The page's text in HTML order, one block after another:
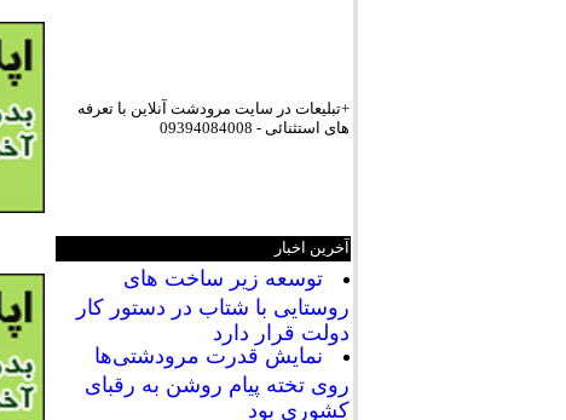
+تبلیعات در سایت مرودشت آنلاین با تعرفه
های استثنائی - 09394084008
آخرین اخبار
توسعه زیر ساخت های
روستایی با شتاب در دستور کار
دولت قرار دارد
نمایش قدرت مرودشتی‌ها
روی تخته پیام روشن به رقبای
کشوری بود